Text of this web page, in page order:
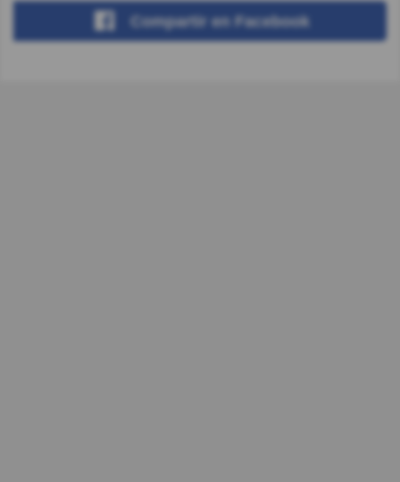
Compartir en Facebook